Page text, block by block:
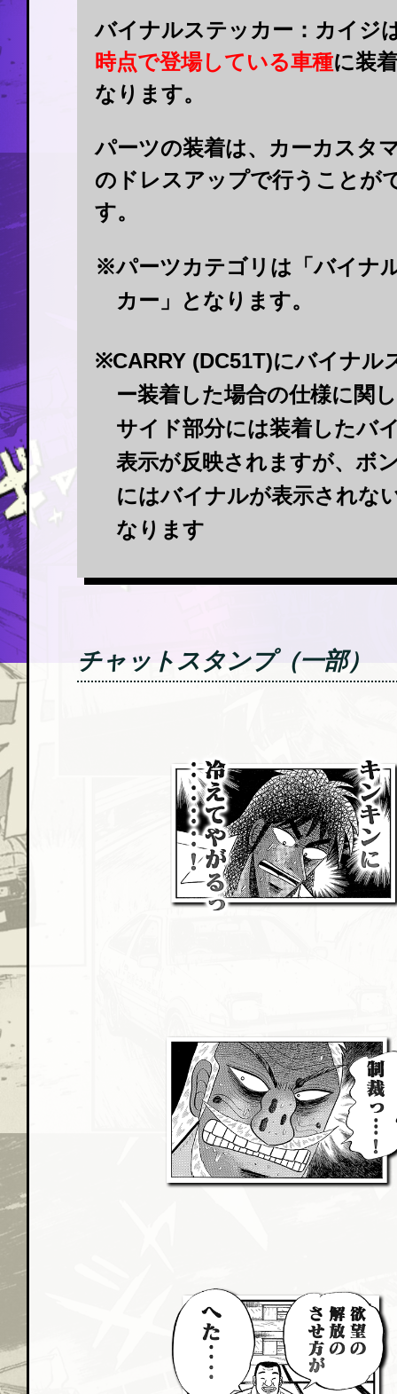
バイナルステッカー：カイジ
時点で登場している車種に装
なります。
パーツの装着は、カーカスタ
のドレスアップで行うことが
す。
※パーツカテゴリは「バイナ
カー」となります。
※CARRY (DC51T)にバイナル
ー装着した場合の仕様に関
サイド部分には装着したバ
表示が反映されますが、ボ
にはバイナルが表示されな
なります
チャットスタンプ（一部）